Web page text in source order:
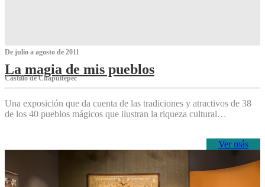
De julio a agosto de 2011
La magia de mis pueblos
Castillo de Chapultepec
Una exposición que da cuenta de las tradiciones y atractivos de 38
de los 40 pueblos mágicos que ilustran la riqueza cultural…
Ver más